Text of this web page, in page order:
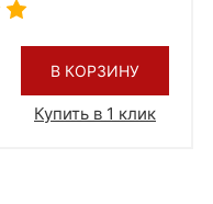
В КОРЗИНУ
Купить в 1 клик